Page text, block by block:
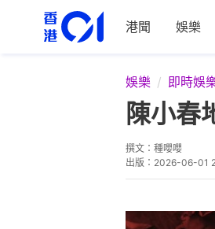
港聞 娛樂
娛樂 即時娛
陳小春
撰文： 種嚶嚶
出版： 2026-06-01